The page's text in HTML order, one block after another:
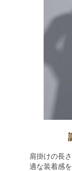
肩掛けの長
適な装着感